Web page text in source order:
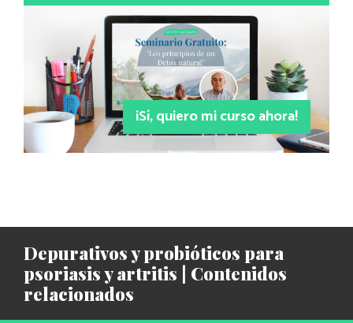
¡Sí, quiero mi curso ahora!
Depurativos y probióticos para
psoriasis y artritis | Contenidos
relacionados